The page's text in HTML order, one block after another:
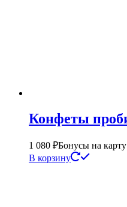
Конфеты
1 080 ₽Бонусы на
В корзину